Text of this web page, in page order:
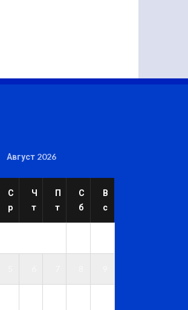
Август 2026
С
р
Ч
т
П
т
С
б
В
с